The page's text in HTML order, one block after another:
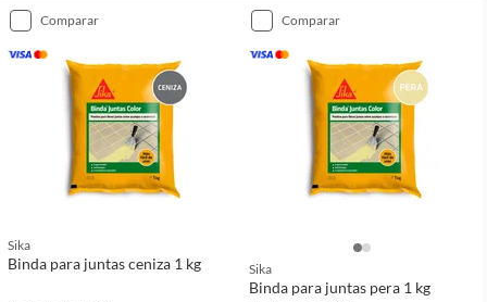
comparar
Sika
Binda para juntas ceniza 1 kg
comparar
Sika
Binda para juntas pera 1 kg